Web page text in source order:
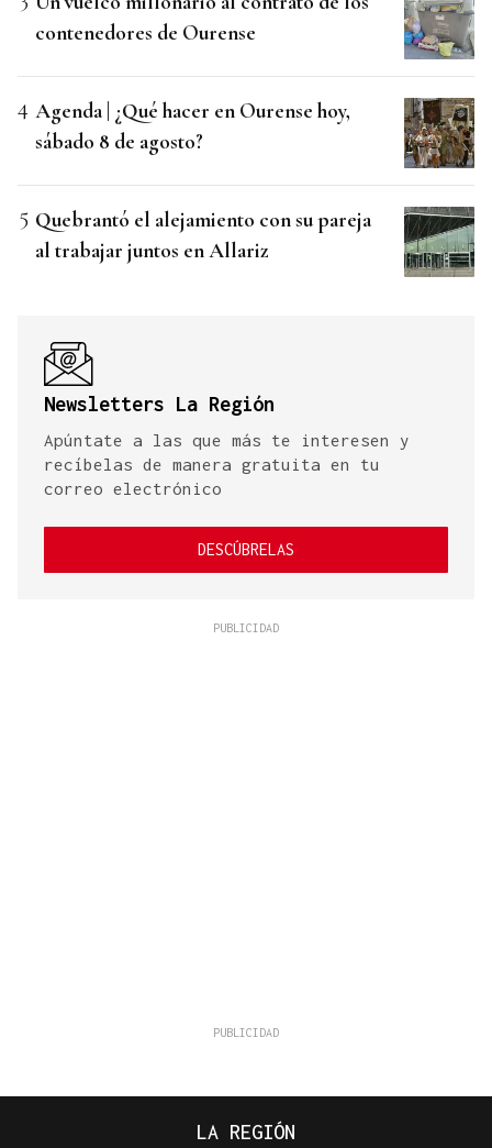
contenedores de Ourense
Agenda | ¿Qué hacer en Ourense hoy,
sábado 8 de agosto?
Quebrantó el alejamiento con su pareja
al trabajar juntos en Allariz
Newsletters La Región
Apúntate a las que más te interesen y
recíbelas de manera gratuita en tu
correo electrónico
DESCÚBRELAS
LA REGIÓN